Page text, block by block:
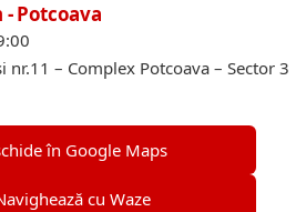
Potcoava
nr.11 – Complex Potcoava – Sector 3
în Google Maps
cu Waze